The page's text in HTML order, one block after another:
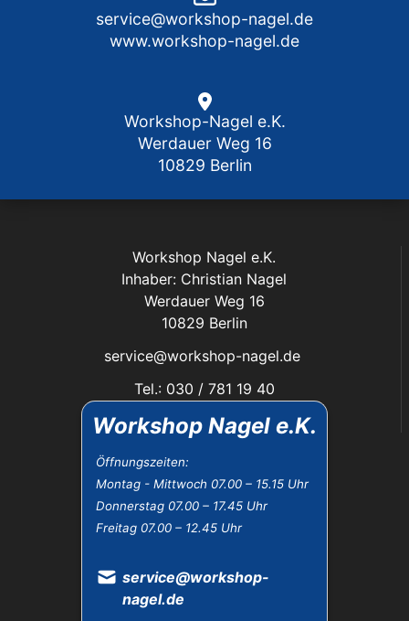
Workshop Nagel e.K.
Öffnungszeiten:
Montag - Mittwoch 07.00 – 15.15 Uhr
Donnerstag 07.00 – 17.45 Uhr
Freitag 07.00 – 12.45 Uhr
service@workshop-
nagel.de
service@workshop-nagel.de
www.workshop-nagel.de
Workshop-Nagel e.K.
Werdauer Weg 16
10829 Berlin
Workshop Nagel e.K.
Inhaber: Christian Nagel
Werdauer Weg 16
10829 Berlin
service@workshop-nagel.de
Tel.: 030 / 781 19 40
Das Unternehmen:
Öffnungszeiten
Datenschutz
Impressum
AGB